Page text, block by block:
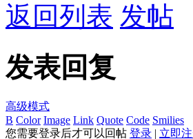
返回列表 发帖
发表回复
高级模式
B Color Image Link Quote Code Smilies
您需要登录后才可以回帖 登录 | 立即